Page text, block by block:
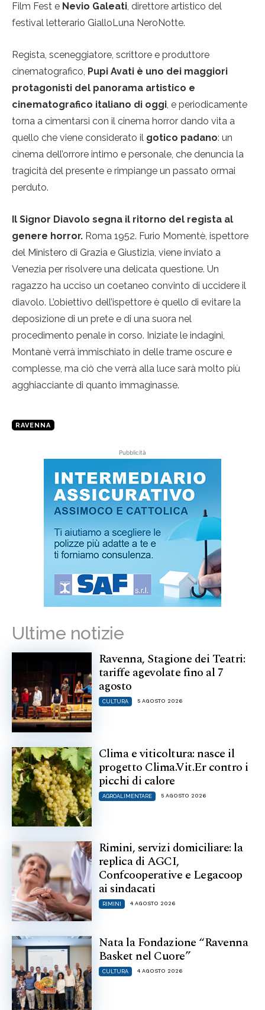
Film Fest e Nevio Galeati, direttore artistico del
festival letterario GialloLuna NeroNotte.
Regista, sceneggiatore, scrittore e produttore
cinematografico, Pupi Avati è uno dei maggiori
protagonisti del panorama artistico e
cinematografico italiano di oggi, e periodicamente
torna a cimentarsi con il cinema horror dando vita a
quello che viene considerato il gotico padano: un
cinema dell’orrore intimo e personale, che denuncia la
tragicità del presente e rimpiange un passato ormai
perduto.
Il Signor Diavolo segna il ritorno del regista al
genere horror. Roma 1952. Furio Momentè, ispettore
del Ministero di Grazia e Giustizia, viene inviato a
Venezia per risolvere una delicata questione. Un
ragazzo ha ucciso un coetaneo convinto di uccidere il
diavolo. L’obiettivo dell’ispettore è quello di evitare la
deposizione di un prete e di una suora nel
procedimento penale in corso. Iniziate le indagini,
Montanè verrà immischiato in delle trame oscure e
complesse, ma ciò che verrà alla luce sarà molto più
agghiacciante di quanto immaginasse.
RAVENNA
Pubblicità
Ultime notizie
Ravenna, Stagione dei Teatri:
tariffe agevolate fino al 7
agosto
CULTURA 5 AGOSTO 2026
Clima e viticoltura: nasce il
progetto Clima.Vit.Er contro i
picchi di calore
AGROALIMENTARE 5 AGOSTO 2026
Rimini, servizi domiciliare: la
replica di AGCI,
Confcooperative e Legacoop
ai sindacati
RIMINI 4 AGOSTO 2026
Nata la Fondazione “Ravenna
Basket nel Cuore”
CULTURA 4 AGOSTO 2026